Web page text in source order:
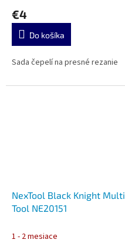
€4
Do košíka
Sada čepelí na presné rezanie
NexTool Black Knight Multi
Tool NE20151
1 - 2 mesiace